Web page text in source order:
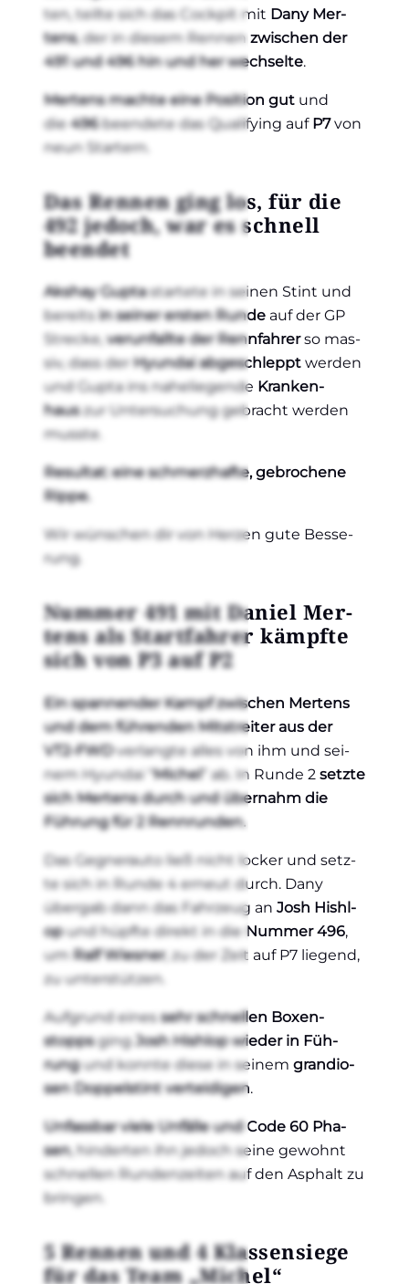
ten, teil­te sich das Cock­pit mit Dany Mer­
tens, der in die­sem Ren­nen zwi­schen der
491 und 496 hin und her wech­sel­te.
Mer­tens mach­te eine Posi­ti­on gut und
die496been­de­te das Qua­li­fy­ing aufP7von
neun Star­tern.
Das Ren­nen ging los, für die
492 jedoch, war es schnell
been­det
Aks­hay Guptastar­te­te in sei­nen Stint und
bereitsin sei­ner ers­ten Run­de auf der GP
Stre­cke,ver­un­fall­te der Renn­fah­rerso mas­
siv, dass der Hyun­dai abge­schleppt wer­den
und Gupta ins nahe­lie­gen­de Kran­ken­
hauszur Unter­su­chung gebracht wer­den
muss­te.
Resul­tat: eine schmerz­haf­te, gebro­che­ne
Rip­pe.
Wir wün­schen dir von Her­zen gute Bes­se­
rung.
Num­mer 491 mit Dani­el Mer­
tens als Start­fah­rer kämpf­te
sich von P3 auf P2
Ein span­nen­der Kampf zwi­schen Mer­tens
und dem füh­ren­den Mit­strei­ter aus der
VT2-FWDver­lang­te alles von ihm und sei­
nem Hyun­dai “Michel” ab. In Run­de 2 setz­te
sich Mer­tens durch und über­nahm die
Füh­rung für 2 Renn­run­den.
Das Geg­ner­au­to ließ nicht locker und setz­
te sich in Run­de 4 erneut durch. Dany
über­gab dann das Fahr­zeug an Josh Hishl­
opund hüpf­te direkt in die Num­mer 496,
umRalf Wies­ner, zu der Zeit auf P7 lie­gend,
zu unter­stüt­zen.
Auf­grund einessehr schnel­len Boxen­
stoppsging Josh Hishl­op wie­der in Füh­
rungund konn­te die­se in sei­nem gran­dio­
sen Dop­pelst­int ver­tei­di­gen.
Unfass­bar vie­le Unfäl­le und Code 60 Pha­
sen, hin­der­ten ihn jedoch sei­ne gewohnt
schnel­len Run­den­zei­ten auf den Asphalt zu
brin­gen.
5 Ren­nen und 4 Klas­sen­sie­ge
für das Team „Michel“